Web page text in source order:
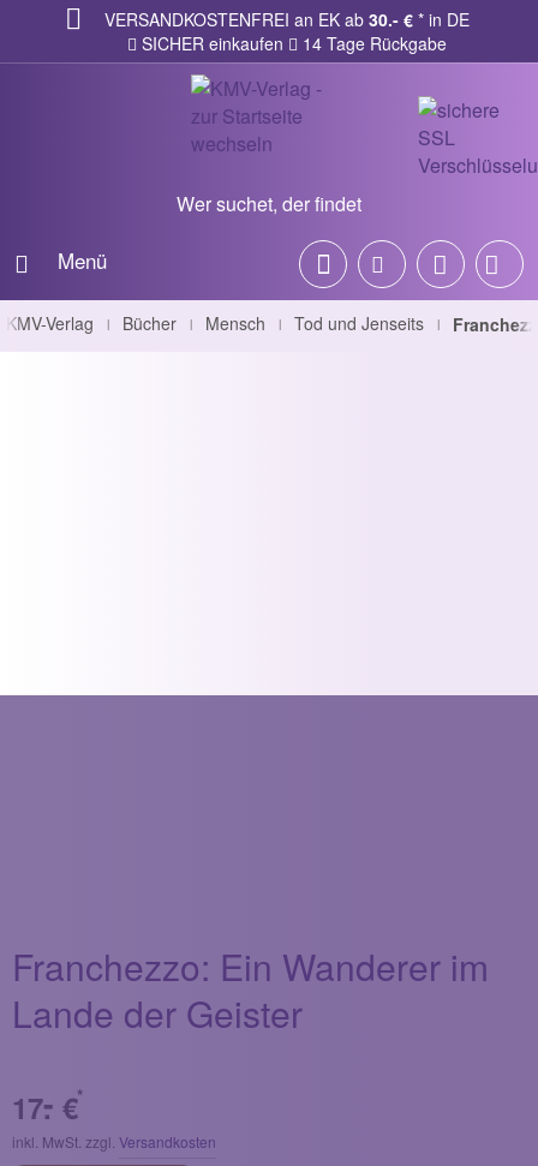
VERSANDKOSTENFREI an EK ab 30.- € * in DE
SICHER einkaufen
14 Tage Rückgabe
Wer suchet, der findet
Menü
KMV-Verlag | Bücher | Mensch | Tod und Jenseits |
Franchezzo: Ein Wanderer im
Lande der Geister
17.
- €*
inkl. MwSt. zzgl. Versandkosten